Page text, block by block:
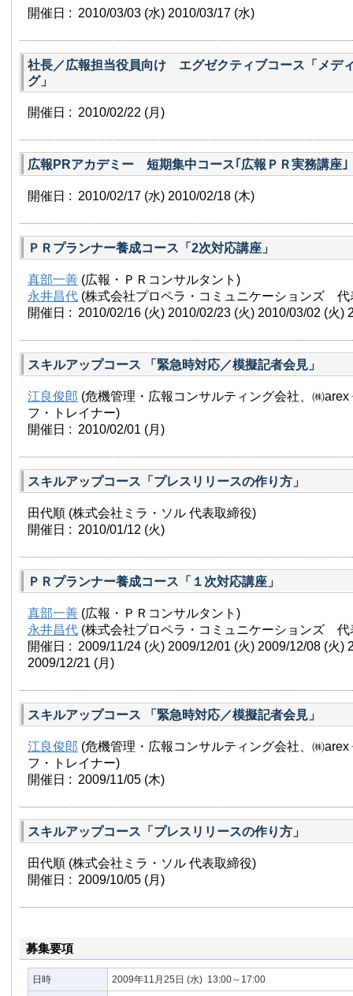
開催日 : 2010/03/03 (水) 2010/03/17 (水)
社長／広報担当役員向け エグゼクティブコース「メデ
グ」
開催日 : 2010/02/22 (月)
広報PRアカデミー 短期集中コース｢広報ＰＲ実務講座｣
開催日 : 2010/02/17 (水) 2010/02/18 (木)
ＰＲプランナー養成コース「2次対応講座」
真部一善 (広報・ＰＲコンサルタント)
永井昌代 (株式会社プロペラ・コミュニケーションズ 代
開催日 : 2010/02/16 (火) 2010/02/23 (火) 2010/03/02 (火)
スキルアップコース 「緊急時対応／模擬記者会見」
江良俊郎 (危機管理・広報コンサルティング会社、㈱
フ・トレイナー)
開催日 : 2010/02/01 (月)
スキルアップコース「プレスリリースの作り方」
田代順 (株式会社ミラ・ソル 代表取締役)
開催日 : 2010/01/12 (火)
ＰＲプランナー養成コース「１次対応講座」
真部一善 (広報・ＰＲコンサルタント)
永井昌代 (株式会社プロペラ・コミュニケーションズ 代
開催日 : 2009/11/24 (火) 2009/12/01 (火) 2009/12/08 (火)
2009/12/21 (月)
スキルアップコース 「緊急時対応／模擬記者会見」
江良俊郎 (危機管理・広報コンサルティング会社、㈱
フ・トレイナー)
開催日 : 2009/11/05 (木)
スキルアップコース「プレスリリースの作り方」
田代順 (株式会社ミラ・ソル 代表取締役)
開催日 : 2009/10/05 (月)
募集要項
日時 2009年11月25日 (水) 13:00～17:00